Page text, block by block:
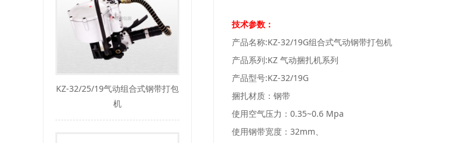
KZ-32/25/19气动组合式钢带打包
机
技术参数：
产品名称:KZ-32/19G组合式气动钢带打包机
产品系列:KZ 气动捆扎机系列
产品型号:KZ-32/19G
捆扎材质：钢带
使用空气压力：0.35~0.6 Mpa
使用钢带宽度：32mm、